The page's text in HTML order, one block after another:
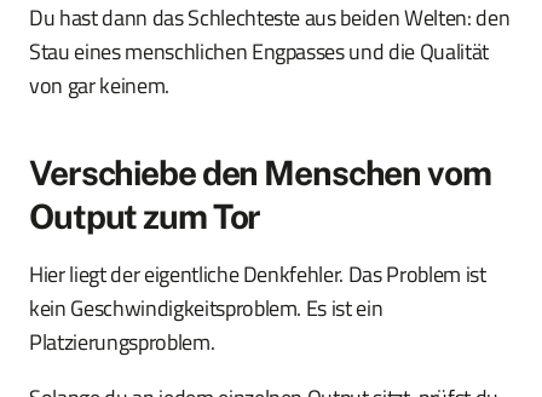
Du hast dann das Schlechteste aus beiden Welten: den
Stau eines menschlichen Engpasses und die Qualität
von gar keinem.
Verschiebe den Menschen vom
Output zum Tor
Hier liegt der eigentliche Denkfehler. Das Problem ist
kein Geschwindigkeitsproblem. Es ist ein
Platzierungsproblem.